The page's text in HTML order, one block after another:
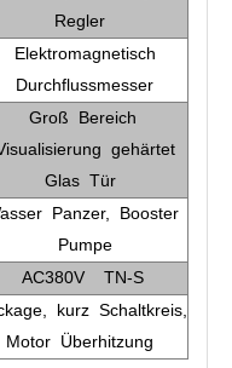
Regler
Elektromagnetisch
Durchflussmesser
Groß Bereich
gehärtet
Glas Tür
Panzer, Booster
Pumpe
AC380V TN-S
kurz Schaltkreis,
Motor Überhitzung